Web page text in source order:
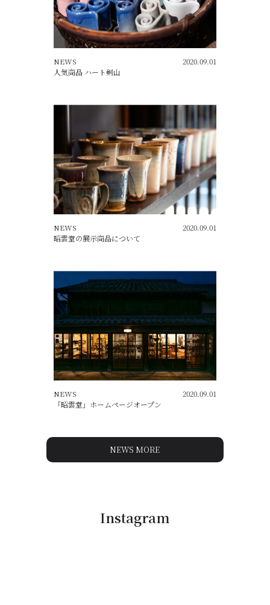
人気商品 ハート剣山
2020.09.01
NEWS
昭雲堂の展示商品について
2020.09.01
NEWS
「昭雲堂」ホームページオープン
2020.09.01
NEWS
NEWS MORE
Instagram